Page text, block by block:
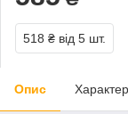
518 ₴ від 5 шт.
Опис